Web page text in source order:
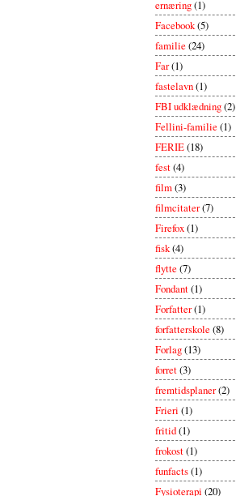
ernæring(1)
Facebook(5)
familie(24)
Far(1)
fastelavn(1)
FBI udklædning(2)
Fellini-familie(1)
FERIE(18)
fest(4)
film(3)
filmcitater(7)
Firefox(1)
fisk(4)
flytte(7)
Fondant(1)
Forfatter(1)
forfatterskole(8)
Forlag(13)
forret(3)
fremtidsplaner(2)
Frieri (1)
fritid(1)
frokost(1)
funfacts(1)
Fysioterapi (20)